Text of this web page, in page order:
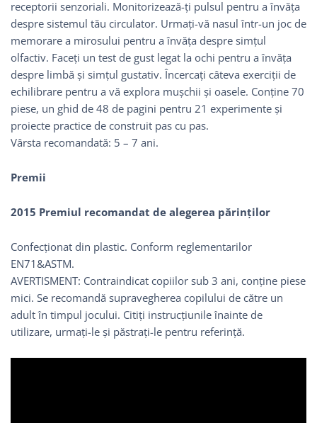
receptorii senzoriali. Monitorizează-ți pulsul pentru a învăța
despre sistemul tău circulator. Urmați-vă nasul într-un joc de
memorare a mirosului pentru a învăța despre simțul
olfactiv. Faceți un test de gust legat la ochi pentru a învăța
despre limbă și simțul gustativ. Încercați câteva exerciții de
echilibrare pentru a vă explora mușchii și oasele. Conține 70
piese, un ghid de 48 de pagini pentru 21 experimente și
proiecte practice de construit pas cu pas.
Vârsta recomandată: 5 – 7 ani.
Premii
2015 Premiul recomandat de alegerea părinților
Confecționat din plastic. Conform reglementarilor
EN71&ASTM.
AVERTISMENT: Contraindicat copiilor sub 3 ani, conține piese
mici. Se recomandă supravegherea copilului de către un
adult în timpul jocului. Citiți instrucțiunile înainte de
utilizare, urmați-le și păstrați-le pentru referință.